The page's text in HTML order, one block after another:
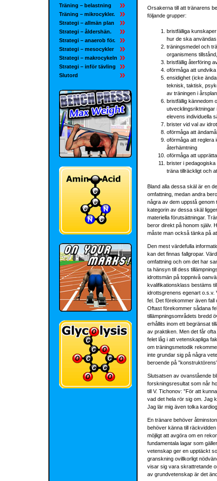
Träning – belastning
Träning – mikrocykler.
Strategi – allmän plan
Strategi – åldershän.
Strategi – anaerob för.
Strategi – mesocykler
Strategi – makrocykeln
Strategi – inför tävling
Slutord
Orsakerna till att tränarens
följande grupper:
bristfälliga
hur de ska användas
träningsmedel och
organismens
bristfällig återföring
oförmåga att
ensidighet (icke
teknisk, taktisk,
av träningen i
bristfällig kännedom
utvecklingsriktningar
elevens individuella
brister vid val av
oförmåga att
oförmåga att reglera
återhämtning
oförmåga att
brister i
träna tillräckligt och
Bland alla dessa skäl är en
omfattning, medan andra
några av dem uppstå genom
kategorin av dessa skäl
materiella förutsättningar.
beror direkt på honom själv.
måste man också tänka på
Den mest värdefulla
kan det finnas fallgropar.
omfattning och om det har
ta hänsyn till dess
idrottsmän på toppnivå
kvalifikationsklass bestäms
idrottsgrenens egenart o.s.v.
fel. Det förekommer även
Oftast förekommer sådana
tillämpningsområdets bredd
erhållits inom ett begränsat
av praktiken. Men det får
felet låg i att vetenskapliga
om träningsmetodik
inte grundar sig på några
beroende på
Slutsatsen av ovanstående
forskningsresultat som når
till V. Tichonov: ”För att
vad det hela rör sig om. Jag
Jag lär mig även tolka
En tränare behöver
behöver känna till
möjligt att avgöra om en
fundamentala lagar som
vetenskap ger en upptäckt
granskning ovillkorligt
visar sig vara skrattretande
av grundvetenskap är det